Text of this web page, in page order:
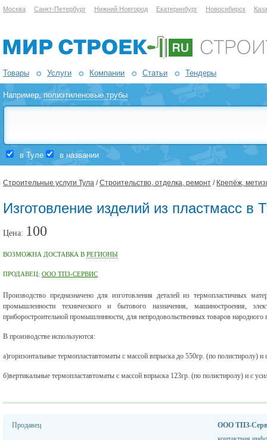
Москва Санкт-Петербург Нижний Новгород Екатеринбург Новосибирск
Товары Услуги Компании Статьи Тендеры
Например,полиэтиленовые трубы
в Туле в названии
Строительные услуги Тула /Строительство, отделка, ремонт / Крепёж,
Изготовление изделий из пластмасс в
Цена: 100
ВОЗМОЖНА ДОСТАВКА В РЕГИОНЫ
ПРОДАВЕЦ: ООО ТПЗ-СЕРВИС
Производство предназначено для изготовления деталей из термопластичных
промышленности технического и бытового назначения, машиностроения,
приборостроительной промышлннности, для непродовольственных товаров народного
В производстве используются:
а)горизонтальные термопластавтоматы с массой впрыска до 550гр. (по полистиролу)
б)вертикальные термопластавтоматы с массой впрыска 123гр. (по полистиролу) и с
Продавец
ООО ТПЗ-